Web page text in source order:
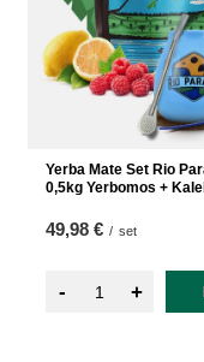
Yerba Mate Set Rio
0,5kg Yerbomos +
49,98 € / set
- +